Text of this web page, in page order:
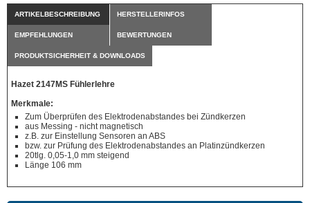
ARTIKELBESCHREIBUNG HERSTELLERINFOS
EMPFEHLUNGEN BEWERTUNGEN
PRODUKTSICHERHEIT & DOWNLOADS
Hazet 2147MS Fühlerlehre
Merkmale:
Zum Überprüfen des Elektrodenabstandes bei Zündkerzen
aus Messing - nicht magnetisch
z.B. zur Einstellung Sensoren an ABS
bzw. zur Prüfung des Elektrodenabstandes an Platinzündkerzen
20tlg. 0,05-1,0 mm steigend
Länge 106 mm